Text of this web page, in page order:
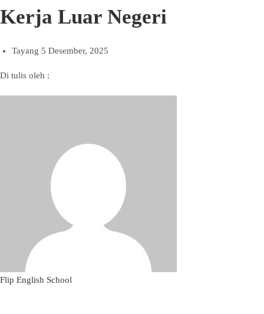
Kerja Luar Negeri
Tayang 5 Desember, 2025
Di tulis oleh :
Flip English School